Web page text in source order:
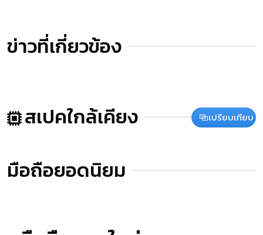
ข่าวที่เกี่ยวข้อง
สเปคใกล้เคียง เปรียบเทียบ
มือถือยอดนิยม